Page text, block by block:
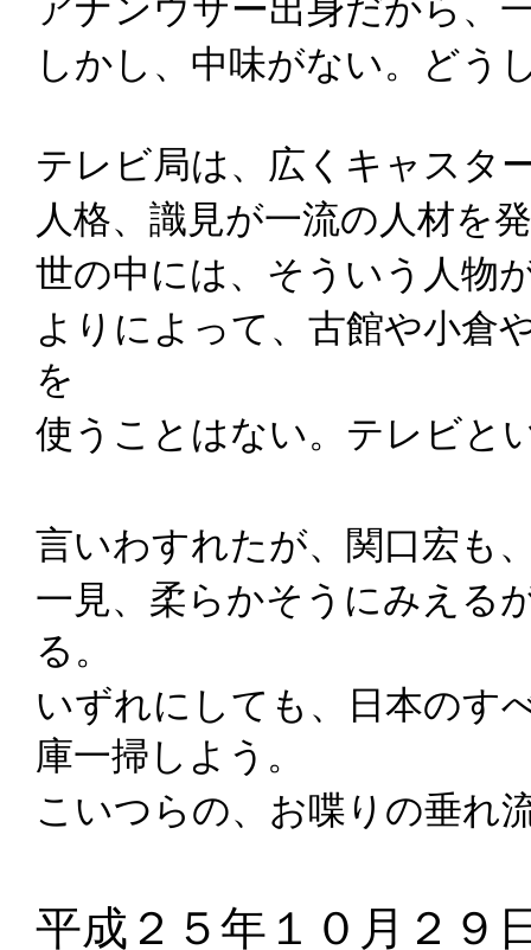
アナンウサー出身だから、
しかし、中味がない。どう
テレビ局は、広くキャスタ
人格、識見が一流の人材を
世の中には、そういう人物
よりによって、古館や小倉
を
使うことはない。テレビと
言いわすれたが、関口宏 も
一見、柔らかそうにみえる
る。
いずれにしても、日本のす
庫一掃しよう。
こいつらの、お喋りの垂れ
平成２５年１０月２９